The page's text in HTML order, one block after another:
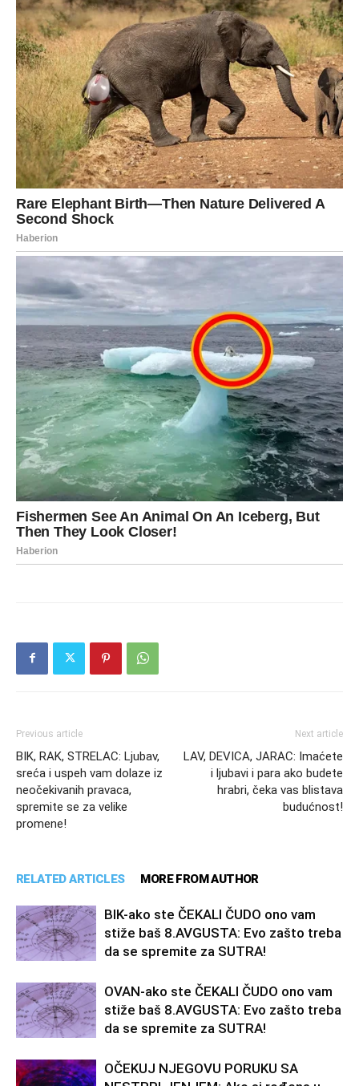
Previous article
BIK, RAK, STRELAC: Ljubav,
sreća i uspeh vam dolaze iz
neočekivanih pravaca,
spremite se za velike
promene!
Next article
LAV, DEVICA, JARAC: Imaćete
i ljubavi i para ako budete
hrabri, čeka vas blistava
budućnost!
RELATED ARTICLES MORE FROM AUTHOR
BIK-ako ste ČEKALI ČUDO ono vam
stiže baš 8.AVGUSTA: Evo zašto treba
da se spremite za SUTRA!
OVAN-ako ste ČEKALI ČUDO ono vam
stiže baš 8.AVGUSTA: Evo zašto treba
da se spremite za SUTRA!
OČEKUJ NJEGOVU PORUKU SA